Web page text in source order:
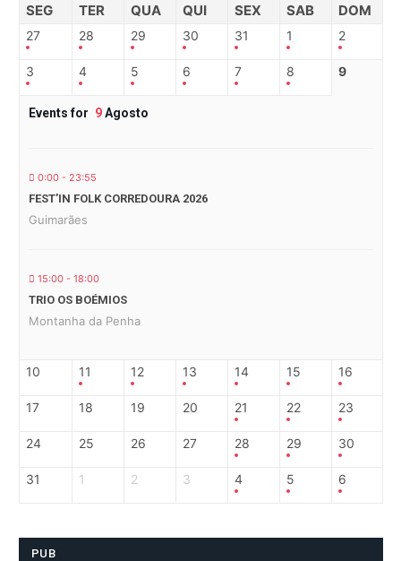
SEG TER QUA QUI SEX SAB DOM
27 28 29 30 31 1 2
3 4 5 6 7 8 9
Events for 9Agosto
0:00 - 23:55
FEST’IN FOLK CORREDOURA 2026
Guimarães
15:00 - 18:00
TRIO OS BOÉMIOS
Montanha da Penha
10 11 12 13 14 15 16
17 18 19 20 21 22 23
24 25 26 27 28 29 30
31 1 2 3 4 5 6
PUB